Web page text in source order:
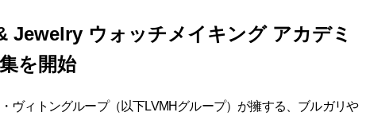
Jewelry ウォッチメイキング アカデミ
を開始
ヴィトングループ（以下LVMHグループ）が擁する、ブルガリや